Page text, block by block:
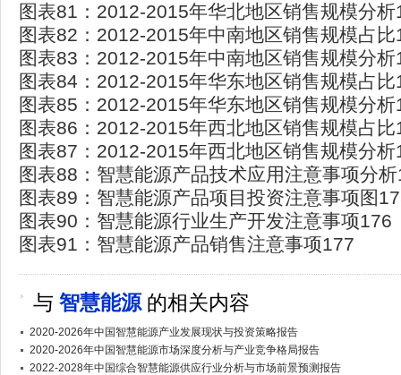
图表81：2012-2015年华北地区销售规模分析
图表82：2012-2015年中南地区销售规模占比
图表83：2012-2015年中南地区销售规模分析
图表84：2012-2015年华东地区销售规模占比
图表85：2012-2015年华东地区销售规模分析
图表86：2012-2015年西北地区销售规模占比
图表87：2012-2015年西北地区销售规模分析
图表88：智慧能源产品技术应用注意事项分
图表89：智慧能源产品项目投资注意事项图
图表90：智慧能源行业生产开发注意事项176
图表91：智慧能源产品销售注意事项177
与 智慧能源的相关内容
2020-2026年中国智慧能源产业发展现状与投资策略报告
2020-2026年中国智慧能源市场深度分析与产业竞争格局报告
2022-2028年中国综合智慧能源供应行业分析与市场前景预测报告